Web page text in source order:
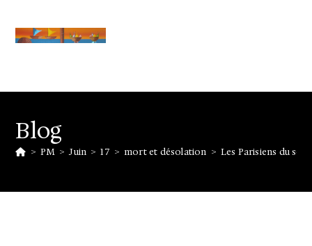
Blog
> PM > Juin > 17 > mort et désolation > Les Parisiens du